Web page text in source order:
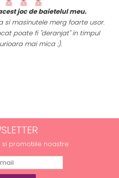
joc de baietelul meu.
si masinutele merg foarte usor.
poate fi "deranjat" in timpul
mai mica :).
promotiile noastre